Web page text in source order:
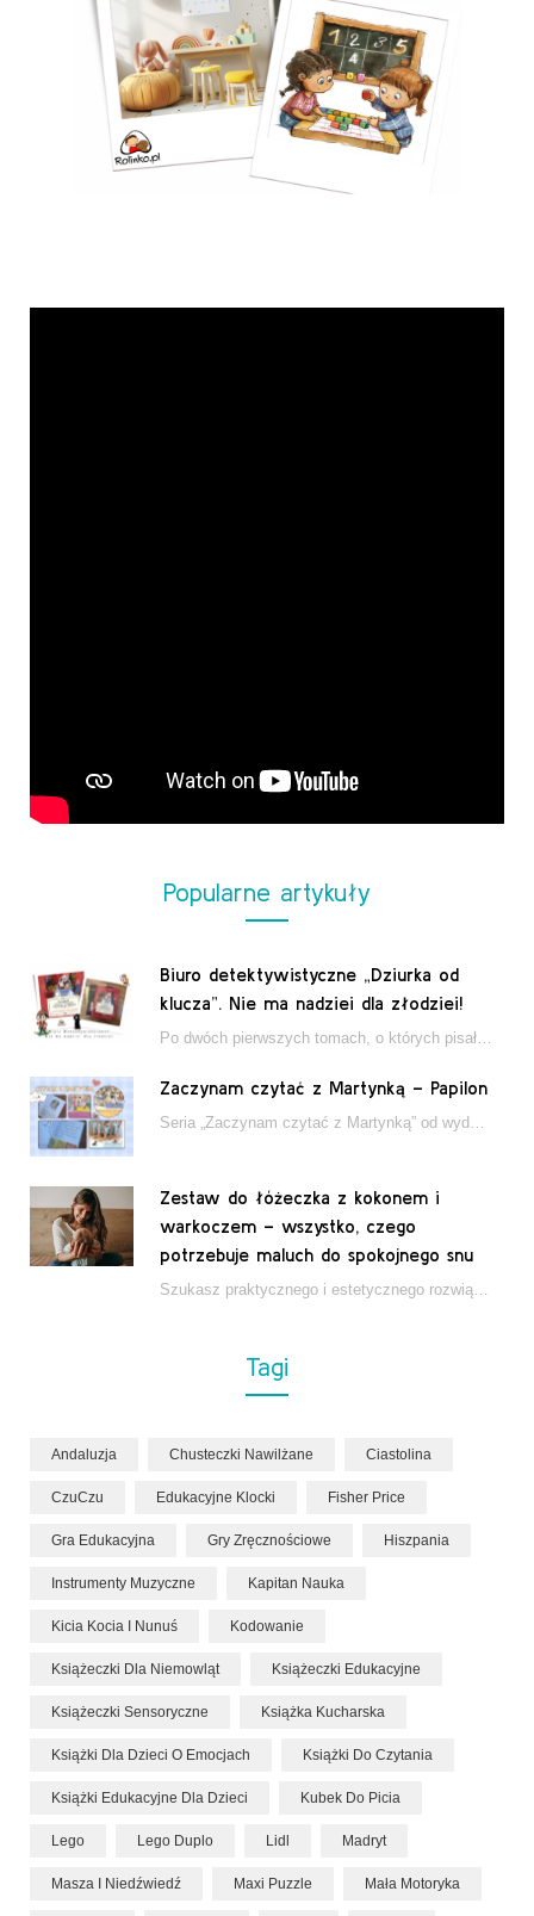
Popularne artykuły
Biuro detektywistyczne „Dziurka od
klucza”. Nie ma nadziei dla złodziei!
Po dwóch pierwszych tomach, o których pisałam tutaj, które wciągnęły nas w świat młodych detektywów…
Zaczynam czytać z Martynką – Papilon
Seria „Zaczynam czytać z Martynką” od wydawnictwa Papilon to estetycznie wydane książki wspierające dzieci w…
Zestaw do łóżeczka z kokonem i
warkoczem – wszystko, czego
potrzebuje maluch do spokojnego snu
Szukasz praktycznego i estetycznego rozwiązania do łóżeczka niemowlęcia? Zestaw z kokonem i warkoczem zapewnia wygodę,…
Tagi
Andaluzja Chusteczki Nawilżane Ciastolina
CzuCzu Edukacyjne Klocki Fisher Price
Gra Edukacyjna Gry Zręcznościowe Hiszpania
Instrumenty Muzyczne Kapitan Nauka
Kicia Kocia I Nunuś Kodowanie
Książeczki Dla Niemowląt Książeczki Edukacyjne
Książeczki Sensoryczne Książka Kucharska
Książki Dla Dzieci O Emocjach Książki Do Czytania
Książki Edukacyjne Dla Dzieci Kubek Do Picia
Lego Lego Duplo Lidl Madryt
Masza I Niedźwiedź Maxi Puzzle Mała Motoryka